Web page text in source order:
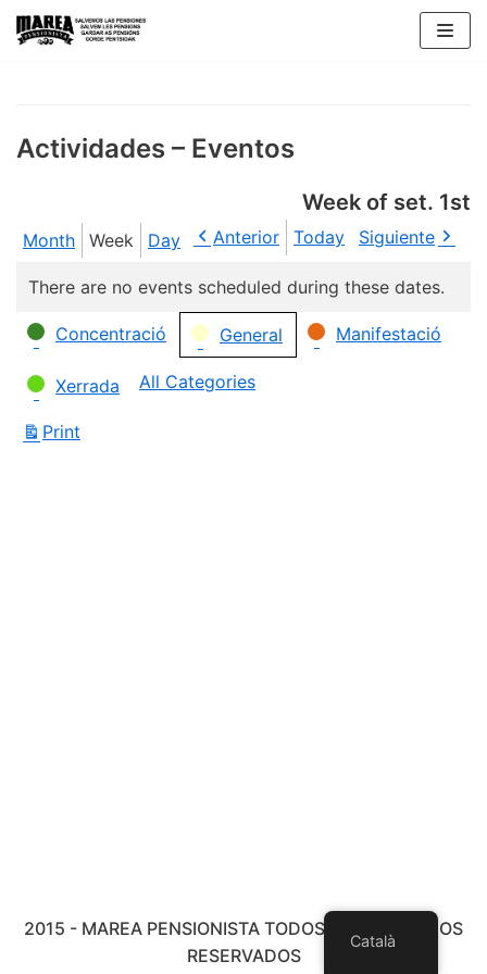
Skip
Actividades – Eventos
Week of set. 1st
Month Week Day Anterior Today Siguiente
There are no events scheduled during these dates.
Categories
Concentració General Manifestació
Xerrada All Categories
Print
2015 - MAREA PENSIONISTA TODOS LOS DERECHOS
RESERVADOS
Català